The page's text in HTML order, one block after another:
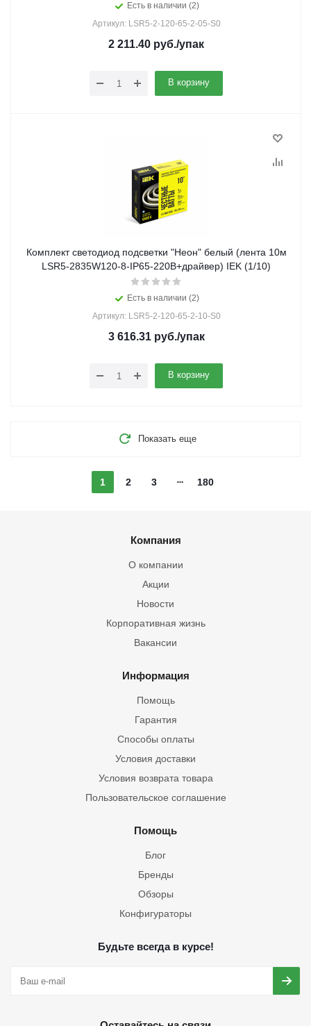
Есть в наличии (2)
Артикул: LSR5-2-120-65-2-05-S0
2 211.40 руб./упак
В корзину
Комплект светодиод подсветки "Неон" белый (лента 10м
LSR5-2835W120-8-IP65-220В+драйвер) IEK (1/10)
Есть в наличии (2)
Артикул: LSR5-2-120-65-2-10-S0
3 616.31руб./упак
В корзину
Показать еще
1 2 3 180
Компания
О компании
Акции
Новости
Корпоративная жизнь
Вакансии
Информация
Помощь
Гарантия
Способы оплаты
Условия доставки
Условия возврата товара
Пользовательское соглашение
Помощь
Блог
Бренды
Обзоры
Конфигураторы
Будьте всегда в курсе!